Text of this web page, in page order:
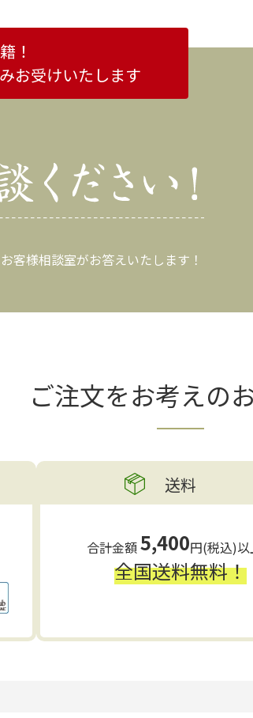
！
お受けいたします
客様相談室がお答えいたします！
ご注文をお考えの
送料
合計金額5,400円(税込)以
全国送料無料！